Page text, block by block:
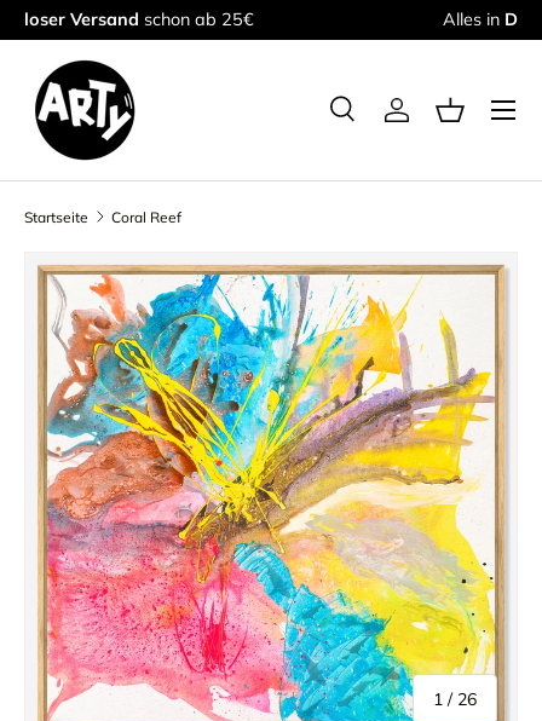
Direkt zum Inhalt
Alles inDeutschland geprüft
Suchen
SucheEinloggen
Menü
Startseite Coral Reef
Zu Produktinformationen springen
1 / von
26